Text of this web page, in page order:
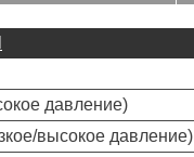
давление)
высокое давление)